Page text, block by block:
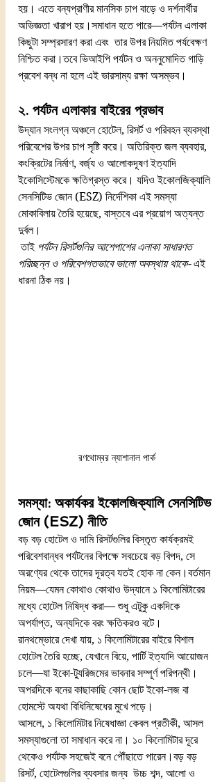
হয়। এতে বন্যপ্রাণীর মানসিক চাপ বাড়ে ও দর্শনার্থীর
অভিজ্ঞতা খারাপ হয়।সমাধান হতে পারে—পর্যটন এলাকা
কিছুটা সম্প্রসারণ করা এবং  তার উপর নিয়মিত পর্যবেক্ষণ
নিশ্চিত করা।তবে ভিআইপি পর্যটন ও অননুমোদিত গাড়ি
প্রবেশ বন্ধ না হলে এই ভারসাম্য রক্ষা অসম্ভব।
২. পর্যটন এলাকার বাইরের প্রভাব
উদ্যান সংলগ্ন অঞ্চলে হোটেল, রিসর্ট ও পরিবহন ব্যবস্থা
পরিবেশের উপর চাপ সৃষ্টি করে। অতিরিক্ত জল ব্যবহার,
কংক্রিটের নির্মাণ, বর্জ্য ও আলোকদূষণ ইত্যাদি
ইকোসিস্টেমকে ক্ষতিগ্রস্ত করে। যদিও ইকোলজিক্যালি
সেনসিটিভ জোন (ESZ) নির্দেশিকা এই সমস্যা
মোকাবিলায় তৈরি হয়েছে, বাস্তবে এর প্রয়োগ অত্যন্ত
দুর্বল।
তাই পর্যটন রিসর্টগুলির আশেপাশের এলাকা সাধারণত
পরিচ্ছন্ন ও পরিবেশগতভাবে ভালো অবস্থায় থাকে- এই
ধারনা ঠিক নয়।
রণথোম্বর ন্যাশানাল পার্ক
সমস্যা: অকার্যকর ইকোলজিক্যালি সেনসিটিভ
জোন (ESZ) নীতি
বড় বড় হোটেল ও দামি রিসর্টগুলির বিস্তৃত কার্যক্রমই
পরিবেশবান্ধব পর্যটনের বিপক্ষে সবচেয়ে বড় বিপদ, সে
অরণ্যের থেকে তাদের দূরত্ব যতই হোক না কেন।বর্তমান
নিয়ম—যেমন কোথাও কোথাও উদ্যানে ১ কিলোমিটারের
মধ্যে হোটেল নিষিদ্ধ করা— শুধু এটুকু একদিকে
অপর্যাপ্ত, অন্যদিকে বরং ক্ষতিকরও বটে।
রানথম্ভোরে দেখা যায়, ১ কিলোমিটারের বাইরে বিশাল
হোটেল তৈরি হচ্ছে, যেখানে বিয়ে, পার্টি ইত্যাদি আয়োজন
চলে—যা ইকো-ট্যুরিজমের ভাবনার সম্পূর্ণ পরিপন্থী।
অপরদিকে বনের কাছাকাছি কোন ছোট ইকো-লজ বা
হোমস্টে অযথা বিধিনিষেধের মুখে পড়ে।
আসলে, ১ কিলোমিটার নিষেধাজ্ঞা কেবল প্রতীকী, আসল
সমস্যাগুলো তা সমাধান করে না। ১০ কিলোমিটার দূরে
থেকেও পর্যটক সহজেই বনে পৌঁছাতে পারেন।বড় বড়
রিসর্ট, হোটেলগুলির ব্যবসার জন্য  উচ্চ শব্দ, আলো ও